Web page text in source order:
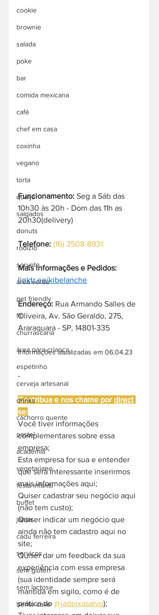
cookie
brownie
salada
poke
bar
comida mexicana
café
chef em casa
coxinha
vegano
torta
queijo
salgados
donuts
rodízio
sorvete
área verde
pet friendly
fit
churrascaria
área para criança
espetinho
cerveja artesanal
drinks
cachorro quente
pastel
academia
vegetariano
festa infantil
buffet
jantar
cadu ferreira
servicos
sem gluten
sem lactose
bento cake
Funcionamento: Seg a Sáb das
10h30 às 20h - Dom das 11h as
20h30(delivery)
Telefone: (16) 3508-8931
Mais informações e Pedidos:
linktr.ee/kibelanche
Endereço: Rua Armando Salles de
Oliveira, Av. São Geraldo, 275,
Araraquara - SP, 14801-335
Informações atualizadas em 06.04.23
-
Contribua e nos chame por direct
se:
Você tiver informações
complementares sobre essa
empresa;
Esta empresa for sua e entender
que será interessante inserirmos
mais informações aqui;
Quiser cadastrar seu negócio aqui
(não tem custo);
Quiser indicar um negócio que
ainda não tem cadastro aqui no
site;
Quiser dar um feedback da sua
experiência com essa empresa
(sua identidade sempre será
mantida em sigilo, como é de
prática do @jadeixasalvo);